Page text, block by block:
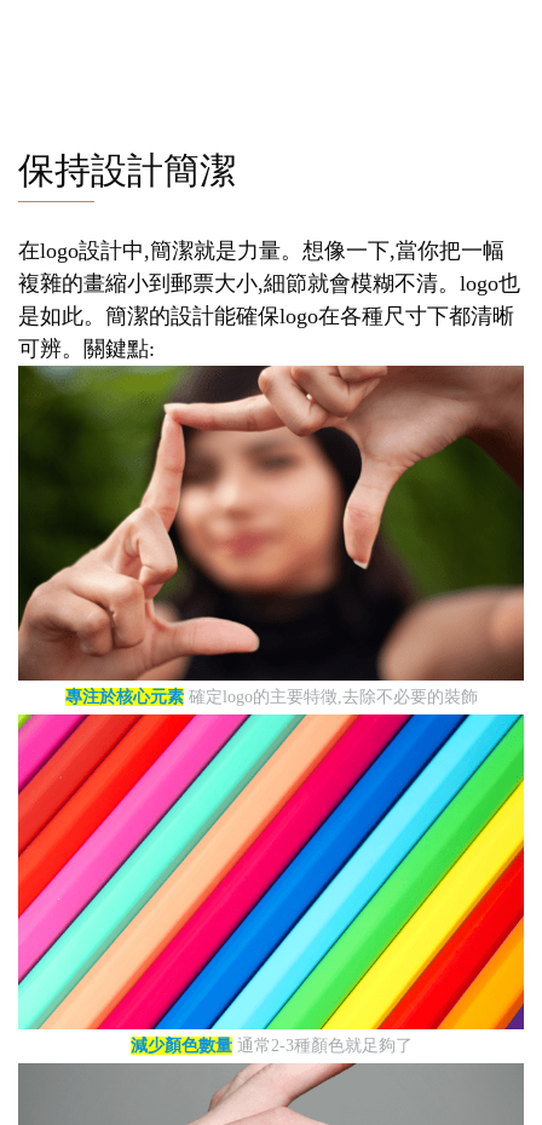
保持設計簡潔
在logo設計中,簡潔就是力量。想像一下,當你把一幅
複雜的畫縮小到郵票大小,細節就會模糊不清。logo也
是如此。簡潔的設計能確保logo在各種尺寸下都清晰
可辨。關鍵點:
專注於核心元素確定logo的主要特徵,去除不必要的裝飾
減少顏色數量通常2-3種顏色就足夠了